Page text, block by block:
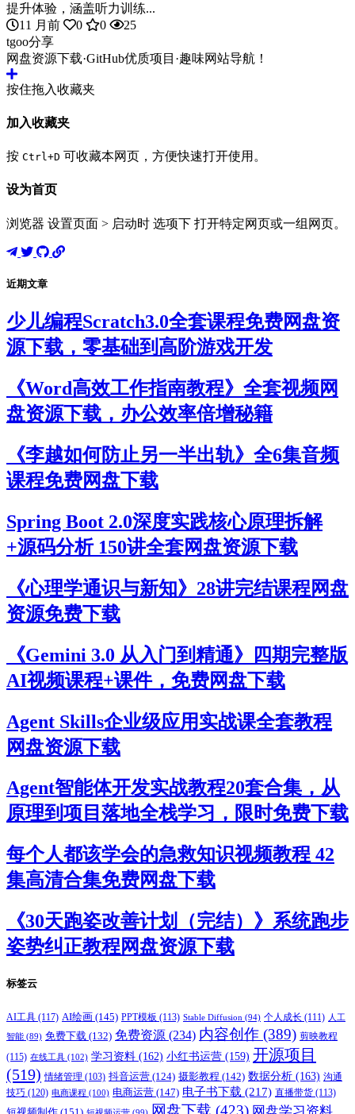
提升体验，涵盖听力训练...
11 月前
0 0
25
tgoo分享
网盘资源下载·GitHub优质项目·趣味网站导航！
按住拖入收藏夹
加入收藏夹
按 Ctrl+D 可收藏本网页，方便快速打开使用。
设为首页
浏览器 设置页面 > 启动时 选项下 打开特定网页或一组网页。
近期文章
少儿编程Scratch3.0全套课程免费网盘资
源下载，零基础到高阶游戏开发
《Word高效工作指南教程》全套视频网
盘资源下载，办公效率倍增秘籍
《李越如何防止另一半出轨》全6集音频
课程免费网盘下载
Spring Boot 2.0深度实践核心原理拆解
+源码分析 150讲全套网盘资源下载
《心理学通识与新知》28讲完结课程网盘
资源免费下载
《Gemini 3.0 从入门到精通》四期完整版
AI视频课程+课件，免费网盘下载
Agent Skills企业级应用实战课全套教程
网盘资源下载
Agent智能体开发实战教程20套合集，从
原理到项目落地全栈学习，限时免费下载
每个人都该学会的急救知识视频教程 42
集高清合集免费网盘下载
《30天跑姿改善计划（完结）》系统跑步
姿势纠正教程网盘资源下载
标签云
AI工具 (117) AI绘画 (145) PPT模板 (113) Stable Diffusion (94) 个人成长 (111) 人工
智能 (89) 免费下载 (132) 免费资源 (234) 内容创作 (389) 剪映教程
(115) 在线工具 (102) 学习资料 (162) 小红书运营 (159) 开源项目
(519) 情绪管理 (103) 抖音运营 (124) 摄影教程 (142) 数据分析 (163) 沟通
技巧 (120) 电商课程 (100) 电商运营 (147) 电子书下载 (217) 直播带货 (113)
短视频运营 (99) 网盘下载 (423) 网盘学习资料